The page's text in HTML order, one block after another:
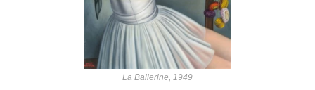
La Ballerine, 1949